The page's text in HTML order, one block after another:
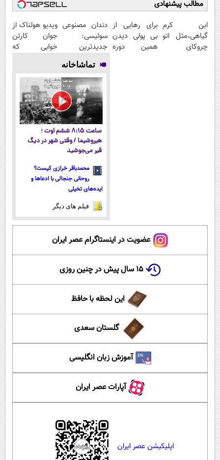
مطالب پیشنهادی
این کرم
گیاهی،مثل اتو
چروکای
برای رهایی از
بی پولی دیدن
همین دوره
دندان مصنوعی
سوئیسی:
جدیدترین
فناوری اروپا،
سبک و مقاوم |
پرداخت قسطی
ویدیو هولناک از
جوان کارتن
خوابی که
تماشاخانه
ساعت ۸:۱۵ ششم اوت ؛
هیروشیما / وقتی شهر در دیگ
قیر می‌جوشید
محمدباقر خرازی کیست؟
روحانی جنجالی با ادعاها و
ایده‌های تخیلی
فیلم های دیگر
عضویت در اینستاگرام عصر ایران
۱۵ سال پیش در چنین روزی
این لحظه با حافظ
گلستان سعدی
آموزش زبان انگلیسی
آپارات عصر ایران
اپلیکیشن عصر ایران